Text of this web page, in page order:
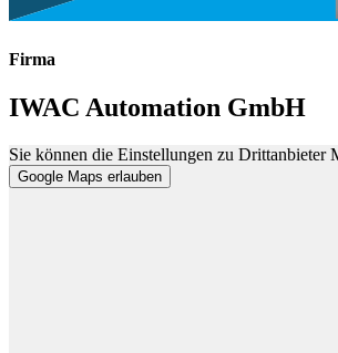
Firma
IWAC Automation GmbH
Sie können die Einstellungen zu Drittanbieter
Google Maps erlauben